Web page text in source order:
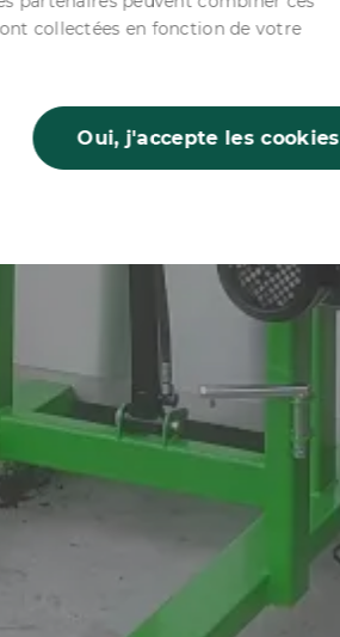
collectées en fonction de votre
Oui, j'accepte les cookies